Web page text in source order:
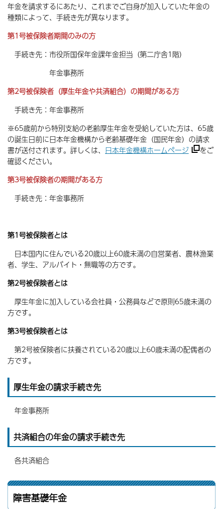
年金を請求するにあたり、これまでご自身が加入していた年金の
種類によって、手続き先が異なります。
第1号被保険者期間のみの方
手続き先：市役所国保年金課年金担当（第二庁舎1階）
年金事務所
第2号被保険者（厚生年金や共済組合）の期間がある方
手続き先：年金事務所
※65歳前から特別支給の老齢厚生年金を受給していた方は、65歳
の誕生日前に日本年金機構から老齢基礎年金（国民年金）の請求
書が送付されます。詳しくは、 日本年金機構ホームページ
をご
確認ください。
第3号被保険者の期間がある方
手続き先：年金事務所
第1号被保険者とは
日本国内に住んでいる20歳以上60歳未満の自営業者、農林漁業
者、学生、アルバイト・無職等の方です。
第2号被保険者とは
厚生年金に加入している会社員・公務員などで原則65歳未満の
方です。
第3号被保険者とは
第2号被保険者に扶養されている20歳以上60歳未満の配偶者の
方です。
厚生年金の請求手続き先
年金事務所
共済組合の年金の請求手続き先
各共済組合
障害基礎年金